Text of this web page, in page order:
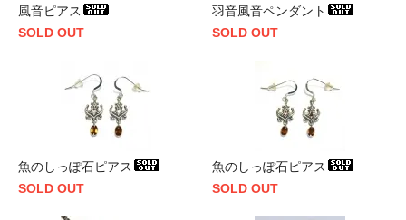
風音ピアス
SOLD OUT
羽音風音ペンダント
SOLD OUT
魚のしっぽ石ピアス
SOLD OUT
魚のしっぽ石ピアス
SOLD OUT